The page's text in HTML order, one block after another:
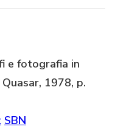
e fotografia in
1978, p.
SBN